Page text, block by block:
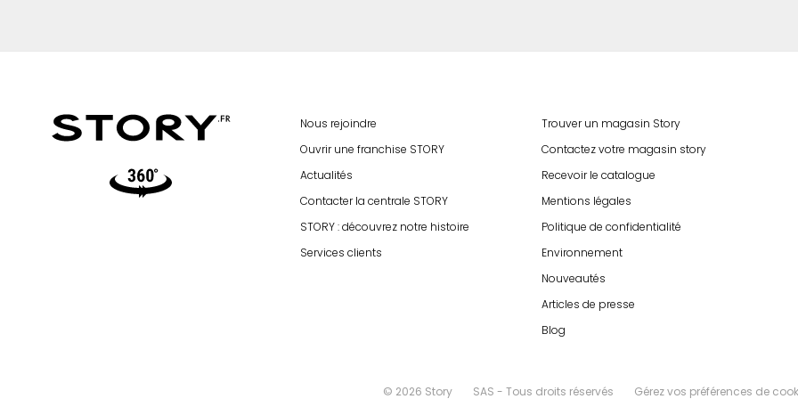
Video360
Nous rejoindre
Ouvrir une franchise STORY
Actualités
Contacter la centrale STORY
STORY : découvrez notre histoire
Services clients
Trouver un magasin Story
Contactez votre magasin story
Recevoir le catalogue
Mentions légales
Politique de confidentialité
Environnement
Nouveautés
Articles de presse
Blog
© 2026 Story SAS - Tous droits réservés Gérez vos préférences de